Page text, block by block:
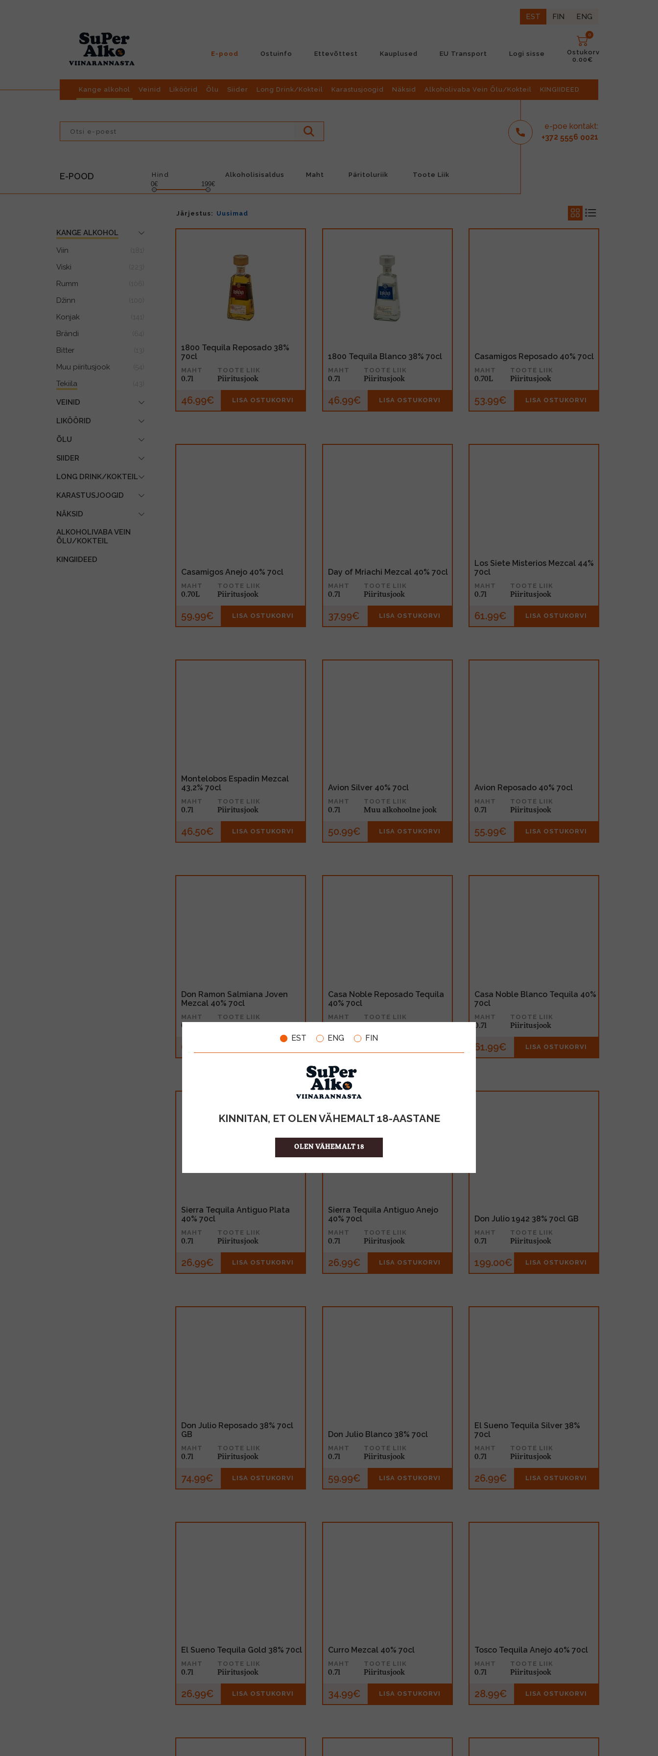
EST ENG FIN
KINNITAN, ET OLEN VÄHEMALT 18-AASTANE
OLEN VÄHEMALT 18
EST FIN ENG
E-pood Ostuinfo Ettevõttest Kauplused EU Transport Logi sisse
0
Ostukorv
0.00€
Kange alkohol Veinid Liköörid Õlu Siider Long Drink/Kokteil Karastusjoogid Näksid Alkoholivaba Vein Õlu/Kokteil KINGIIDEED
e-poe kontakt:
+372 5556 0021
E-POOD
Hind
0€
199€
Alkoholisisaldus Maht Päritoluriik Toote Liik
KANGE ALKOHOL
Viin
Viski
Rumm
Džinn
Konjak
Brändi
Bitter
Muu piiritusjook
Tekiila
VEINID
LIKÖÖRID
ÕLU
SIIDER
LONG DRINK/KOKTEIL
KARASTUSJOOGID
NÄKSID
ALKOHOLIVABA VEIN
ÕLU/KOKTEIL
KINGIIDEED
Järjestus: Uusimad
1800 Tequila Reposado 38%
70cl
MAHT
0.7l
TOOTE LIIK
Piiritusjook
46.99€ LISA OSTUKORVI
1800 Tequila Blanco 38% 70cl
MAHT
0.7l
TOOTE LIIK
Piiritusjook
46.99€ LISA OSTUKORVI
Casamigos Reposado 40% 70cl
MAHT
0.70L
TOOTE LIIK
Piiritusjook
53.99€ LISA OSTUKORVI
Casamigos Anejo 40% 70cl
MAHT
0.70L
TOOTE LIIK
Piiritusjook
59.99€ LISA OSTUKORVI
Day of Mriachi Mezcal 40% 70cl
MAHT
0.7l
TOOTE LIIK
Piiritusjook
37.99€ LISA OSTUKORVI
Los Siete Misterios Mezcal 44%
70cl
MAHT
0.7l
TOOTE LIIK
Piiritusjook
61.99€ LISA OSTUKORVI
Montelobos Espadin Mezcal
43,2% 70cl
MAHT
0.7l
TOOTE LIIK
Piiritusjook
46.50€ LISA OSTUKORVI
Avion Silver 40% 70cl
MAHT
0.7l
TOOTE LIIK
Muu alkohoolne jook
50.99€ LISA OSTUKORVI
Avion Reposado 40% 70cl
MAHT
0.7l
TOOTE LIIK
Piiritusjook
55.99€ LISA OSTUKORVI
Don Ramon Salmiana Joven
Mezcal 40% 70cl
MAHT
0.7l
TOOTE LIIK
66.99€
Casa Noble Reposado Tequila
40% 70cl
MAHT
TOOTE LIIK
Casa Noble Blanco Tequila 40%
70cl
MAHT
0.7l
TOOTE LIIK
Piiritusjook
61.99€ LISA OSTUKORVI
Sierra Tequila Antiguo Plata
40% 70cl
MAHT
0.7l
TOOTE LIIK
Piiritusjook
26.99€ LISA OSTUKORVI
Sierra Tequila Antiguo Anejo
40% 70cl
MAHT
0.7l
TOOTE LIIK
Piiritusjook
26.99€ LISA OSTUKORVI
Don Julio 1942 38% 70cl GB
MAHT
0.7l
TOOTE LIIK
Piiritusjook
199.00€ LISA OSTUKORVI
Don Julio Reposado 38% 70cl
GB
MAHT
0.7l
TOOTE LIIK
Piiritusjook
74.99€ LISA OSTUKORVI
Don Julio Blanco 38% 70cl
MAHT
0.7l
TOOTE LIIK
Piiritusjook
59.99€ LISA OSTUKORVI
El Sueno Tequila Silver 38%
70cl
MAHT
0.7l
TOOTE LIIK
Piiritusjook
26.99€ LISA OSTUKORVI
El Sueno Tequila Gold 38% 70cl
MAHT
0.7l
TOOTE LIIK
Piiritusjook
26.99€ LISA OSTUKORVI
Curro Mezcal 40% 70cl
MAHT
0.7l
TOOTE LIIK
Piiritusjook
34.99€ LISA OSTUKORVI
Tosco Tequila Anejo 40% 70cl
MAHT
0.7l
TOOTE LIIK
Piiritusjook
28.99€ LISA OSTUKORVI